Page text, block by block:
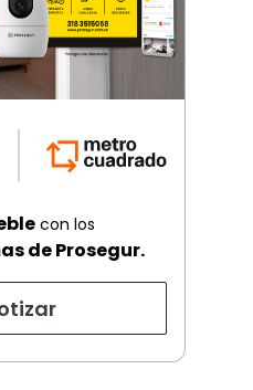
con los
de Prosegur.